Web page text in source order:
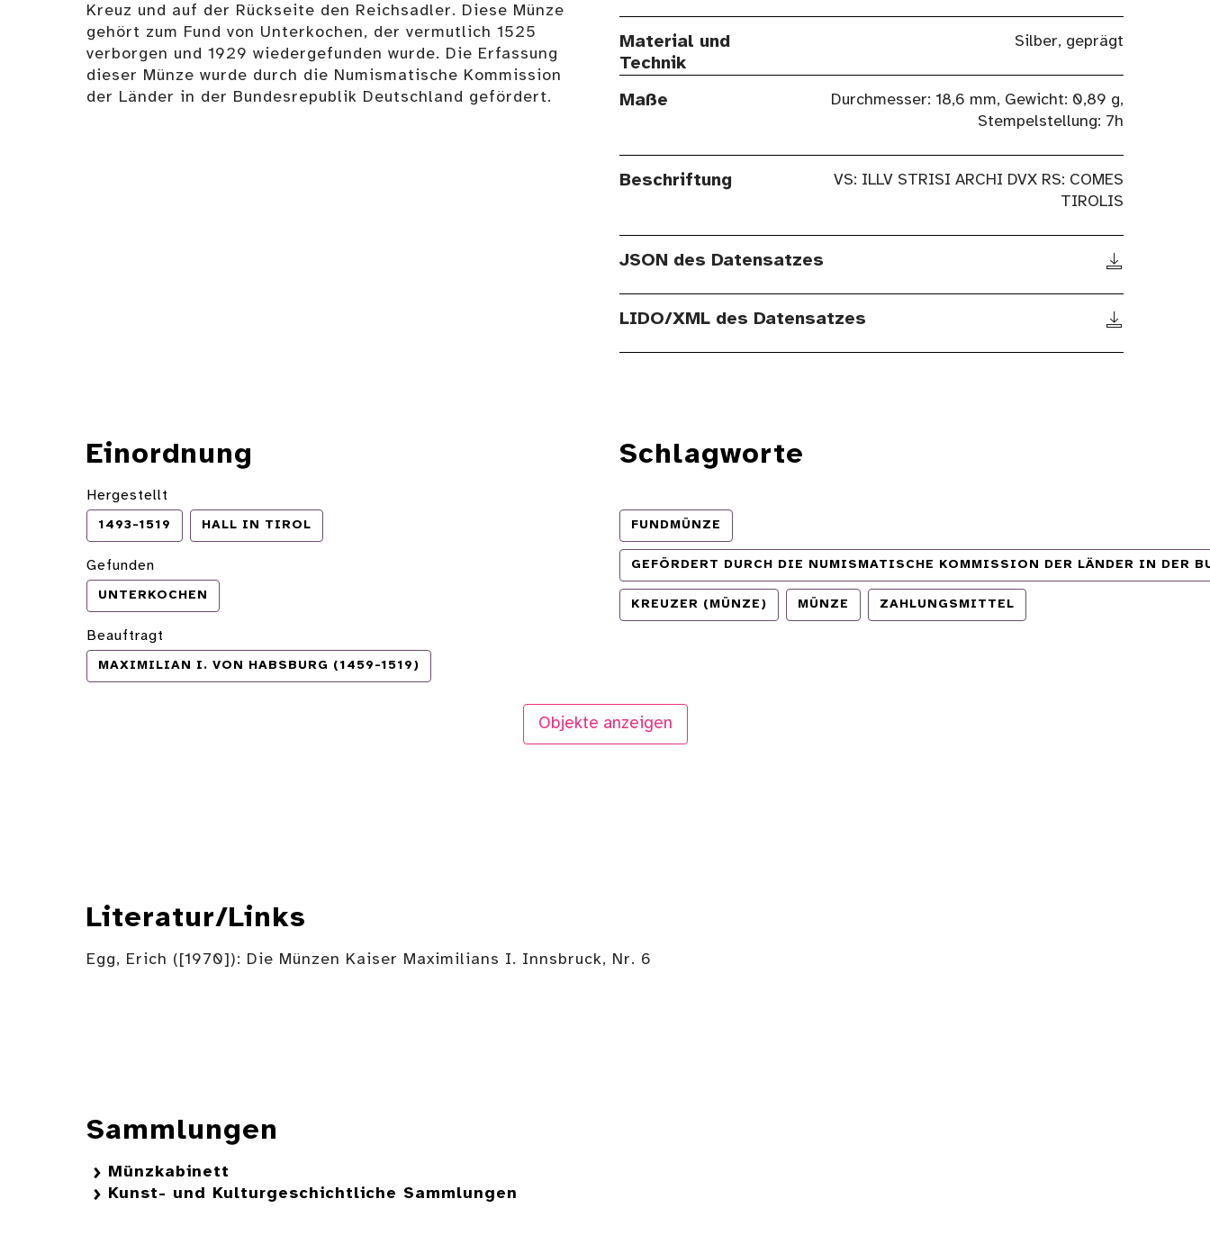
Kreuz und auf der Rückseite den Reichsadler. Diese Münze
gehört zum Fund von Unterkochen, der vermutlich 1525
verborgen und 1929 wiedergefunden wurde. Die Erfassung
dieser Münze wurde durch die Numismatische Kommission
der Länder in der Bundesrepublik Deutschland gefördert.
Material und
Technik
Silber, geprägt
Maße
Durchmesser: 18,6 mm, Gewicht: 0,89 g,
Stempelstellung: 7h
Beschriftung
VS: ILLV STRISI ARCHI DVX RS: COMES
TIROLIS
JSON des Datensatzes
LIDO/XML des Datensatzes
Einordnung
Hergestellt
1493-1519 HALL IN TIROL
Gefunden
UNTERKOCHEN
Beauftragt
MAXIMILIAN I. VON HABSBURG (1459-1519)
Schlagworte
FUNDMÜNZE
GEFÖRDERT DURCH DIE NUMISMATISCHE KOMMISSION DER LÄNDER IN DER
KREUZER (MÜNZE) MÜNZE ZAHLUNGSMITTEL
Objekte anzeigen
Literatur/Links
Egg, Erich ([1970]): Die Münzen Kaiser Maximilians I. Innsbruck, Nr. 6
Sammlungen
Münzkabinett
Kunst- und Kulturgeschichtliche Sammlungen